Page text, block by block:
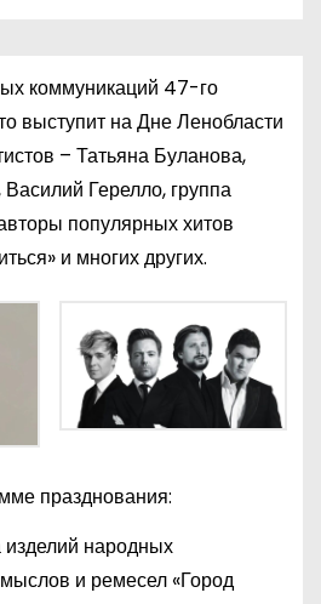
коммуникаций 47-го
выступит на Дне Ленобласти
– Татьяна Буланова,
Герелло, группа
популярных хитов
и многих других.
празднования:
народных
и ремесел «Город